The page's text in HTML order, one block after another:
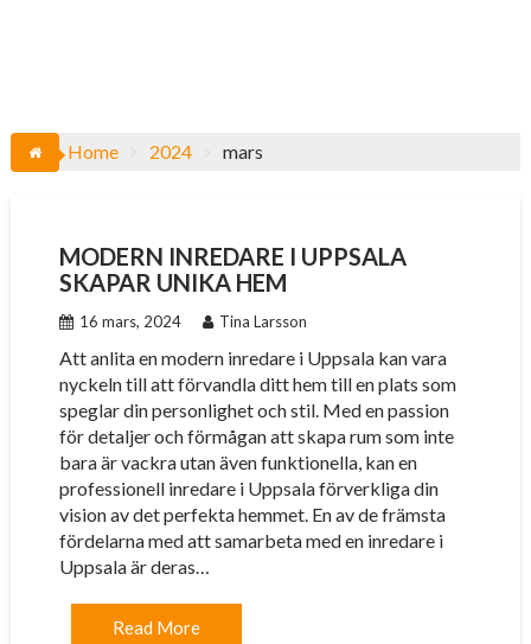
Home 2024 mars
MODERN INREDARE I UPPSALA
SKAPAR UNIKA HEM
16 mars, 2024 Tina Larsson
Att anlita en modern inredare i Uppsala kan vara
nyckeln till att förvandla ditt hem till en plats som
speglar din personlighet och stil. Med en passion
för detaljer och förmågan att skapa rum som inte
bara är vackra utan även funktionella, kan en
professionell inredare i Uppsala förverkliga din
vision av det perfekta hemmet. En av de främsta
fördelarna med att samarbeta med en inredare i
Uppsala är deras…
Read More